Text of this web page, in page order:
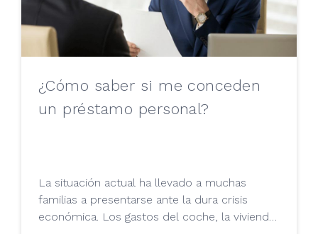
¿Cómo saber si me conceden
un préstamo personal?
La situación actual ha llevado a muchas
familias a presentarse ante la dura crisis
económica. Los gastos del coche, la vivienda,